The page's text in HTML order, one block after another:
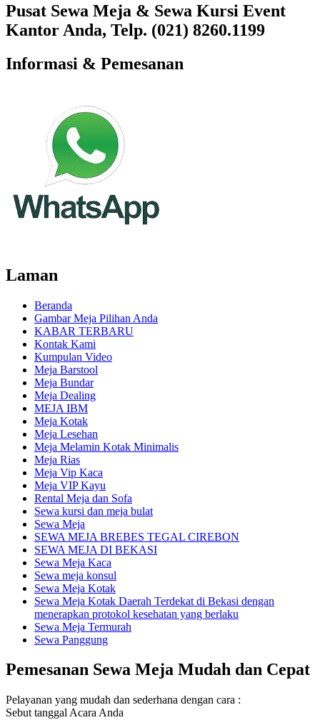
Pusat Sewa Meja & Sewa Kursi Event
Kantor Anda, Telp. (021) 8260.1199
Informasi & Pemesanan
Laman
Beranda
Gambar Meja Pilihan Anda
KABAR TERBARU
Kontak Kami
Kumpulan Video
Meja Barstool
Meja Bundar
Meja Dealing
MEJA IBM
Meja Kotak
Meja Lesehan
Meja Melamin Kotak Minimalis
Meja Rias
Meja Vip Kaca
Meja VIP Kayu
Rental Meja dan Sofa
Sewa kursi dan meja bulat
Sewa Meja
SEWA MEJA BREBES TEGAL CIREBON
SEWA MEJA DI BEKASI
Sewa Meja Kaca
Sewa meja konsul
Sewa Meja Kotak
Sewa Meja Kotak Daerah Terdekat di Bekasi dengan
menerapkan protokol kesehatan yang berlaku
Sewa Meja Termurah
Sewa Panggung
Pemesanan Sewa Meja Mudah dan Cepat
Pelayanan yang mudah dan sederhana dengan cara :
Sebut tanggal Acara Anda